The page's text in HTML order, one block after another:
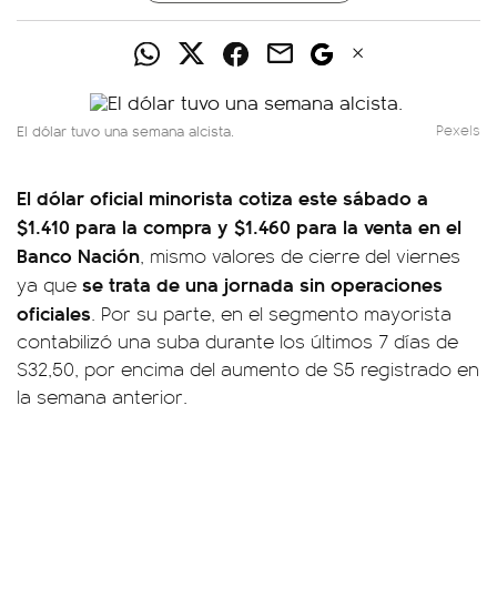
El dólar tuvo una semana alcista. Pexels
El dólar oficial minorista cotiza este sábado a
$1.410 para la compra y $1.460 para la venta en el
Banco Nación, mismo valores de cierre del viernes
ya que se trata de una jornada sin operaciones
oficiales. Por su parte, en el segmento mayorista
contabilizó una suba durante los últimos 7 días de
$32,50, por encima del aumento de $5 registrado en
la semana anterior.